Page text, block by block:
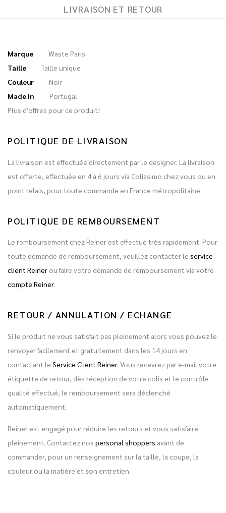
LIVRAISON ET RETOUR
Marque
Waste Paris
Taille
Taille unique
Couleur
Noir
Made In
Portugal
Plus d'offres pour ce produit!
POLITIQUE DE LIVRAISON
La livraison est effectuée directement par le designer. La livraison
est offerte, effectuée en 4 à 6 jours via Colissimo chez vous ou en
point relais, pour toute commande en France métropolitaine.
POLITIQUE DE REMBOURSEMENT
Le remboursement chez Reiner est effectué très rapidement. Pour
toute demande de remboursement, veuillez contacter le service
client Reiner ou faire votre demande de remboursement via votre
compte Reiner.
RETOUR / ANNULATION / ECHANGE
Si le produit ne vous satisfait pas pleinement alors vous pouvez le
renvoyer facilement et gratuitement dans les 14 jours en
contactant le Service Client Reiner. Vous recevrez par e-mail votre
étiquette de retour, dès réception de votre colis et le contrôle
qualité effectué, le remboursement sera déclenché
automatiquement.
Reiner est engagé pour réduire les retours et vous satisfaire
pleinement. Contactez nos personal shoppers avant de
commander, pour un renseignement sur la taille, la coupe, la
couleur ou la matière et son entretien.